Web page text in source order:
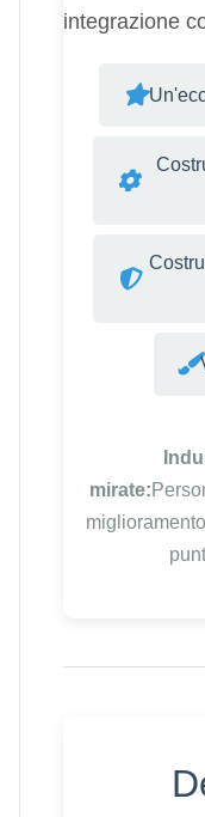
integrazione
mirate: